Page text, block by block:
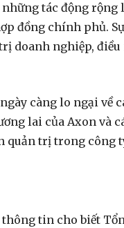
tác động rộng
đồng chính phủ.
doanh nghiệp, điều
càng lo ngại về
lai của Axon và
quản trị trong công
thông tin cho biết